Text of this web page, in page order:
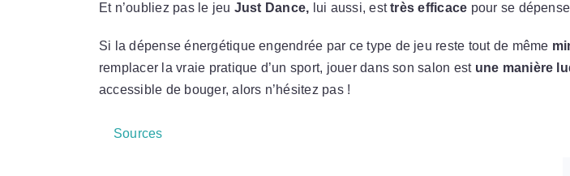
Et n’oubliez pas le jeu Just Dance, lui aussi, esttrès efficace pour se
Si la dépense énergétique engendrée par ce type de jeu reste tout de même
remplacer la vraie pratique d’un sport, jouer dans son salon est une manière
accessible de bouger, alors n’hésitez pas !
Sources